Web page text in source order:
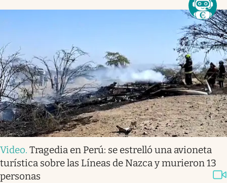
Video. Tragedia en Perú: se estrelló una avioneta
turística sobre las Líneas de Nazca y murieron 13
personas